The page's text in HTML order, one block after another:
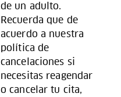
de un adulto.
Recuerda que de
acuerdo a nuestra
política de
cancelaciones si
necesitas reagendar
o cancelar tu cita,